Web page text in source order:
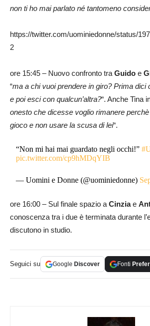
non ti ho mai parlato né tantomeno
https://twitter.com/uominiedonne/status/
2
ore 15:45 – Nuovo confronto traGuido e
“ma a chi vuoi prendere in giro? Prima dici
e poi esci con qualcun’altra?“. Anche Tina
onesto che dicesse voglio rimanere
gioco e non usare la scusa di lei“.
“Non mi hai mai guardato negli occhi!”
pic.twitter.com/cp9hMDqYIB
— Uomini e Donne (@uominiedonne)
ore 16:00 – Sul finale spazio aCinziae
conoscenza tra i due è terminata durante
discutono in studio.
Seguici su Google Discover Fonti